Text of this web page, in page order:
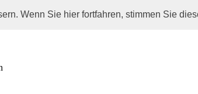
Wenn Sie hier fortfahren, stimmen Sie